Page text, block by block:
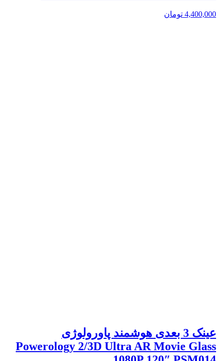
4,400,000 تومان
عینک 3 بعدی هوشمند پاورولوژی
Powerology 2/3D Ultra AR Movie Glass